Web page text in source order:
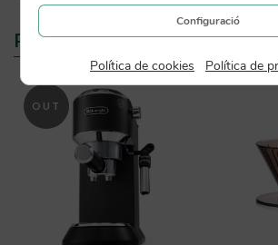
PRODUCTES RELACIONATS
OUT
Configuració
Política de cookies Política de